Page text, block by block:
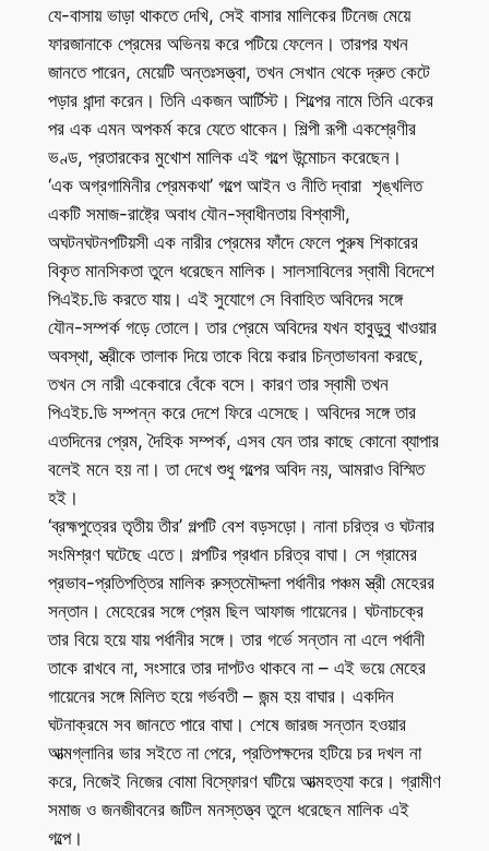
যে-বাসায় ভাড়া থাকতে দেখি, সেই বাসার মালিকের টিনেজ মেয়ে
ফারজানাকে প্রেমের অভিনয় করে পটিয়ে ফেলেন। তারপর যখন
জানতে পারেন, মেয়েটি অন্তঃসত্ত্বা, তখন সেখান থেকে দ্রুত কেটে
পড়ার ধান্দা করেন। তিনি একজন আর্টিস্ট। শিল্পের নামে তিনি একের
পর এক এমন অপকর্ম করে যেতে থাকেন। শিল্পী রূপী একশ্রেণীর
ভণ্ড, প্রতারকের মুখোশ মালিক এই গল্পে উন্মোচন করেছেন।
‘এক অগ্রগামিনীর প্রেমকথা’ গল্পে আইন ও নীতি দ্বারা শৃঙ্খলিত
একটি সমাজ-রাষ্ট্রে অবাধ যৌন-স্বাধীনতায় বিশ্বাসী,
অঘটনঘটনপটিয়সী এক নারীর প্রেমের ফাঁদে ফেলে পুরুষ শিকারের
বিকৃত মানসিকতা তুলে ধরেছেন মালিক। সালসাবিলের স্বামী বিদেশে
পিএইচ.ডি করতে যায়। এই সুযোগে সে বিবাহিত অবিদের সঙ্গে
যৌন-সম্পর্ক গড়ে তোলে। তার প্রেমে অবিদের যখন হাবুডুবু খাওয়ার
অবস্থা, স্ত্রীকে তালাক দিয়ে তাকে বিয়ে করার চিন্তাভাবনা করছে,
তখন সে নারী একেবারে বেঁকে বসে। কারণ তার স্বামী তখন
পিএইচ.ডি সম্পন্ন করে দেশে ফিরে এসেছে। অবিদের সঙ্গে তার
এতদিনের প্রেম, দৈহিক সম্পর্ক, এসব যেন তার কাছে কোনো ব্যাপার
বলেই মনে হয় না। তা দেখে শুধু গল্পের অবিদ নয়, আমরাও বিস্মিত
হই।
‘ব্রহ্মপুত্রের তৃতীয় তীর’ গল্পটি বেশ বড়সড়ো। নানা চরিত্র ও ঘটনার
সংমিশ্রণ ঘটেছে এতে। গল্পটির প্রধান চরিত্র বাঘা। সে গ্রামের
প্রভাব-প্রতিপত্তির মালিক রুস্তমৌদ্দলা পর্ধানীর পঞ্চম স্ত্রী মেহেরর
সন্তান। মেহেরের সঙ্গে প্রেম ছিল আফাজ গায়েনের। ঘটনাচক্রে
তার বিয়ে হয়ে যায় পর্ধানীর সঙ্গে। তার গর্ভে সন্তান না এলে পর্ধানী
তাকে রাখবে না, সংসারে তার দাপটও থাকবে না – এই ভয়ে মেহের
গায়েনের সঙ্গে মিলিত হয়ে গর্ভবতী – জন্ম হয় বাঘার। একদিন
ঘটনাক্রমে সব জানতে পারে বাঘা। শেষে জারজ সন্তান হওয়ার
আত্মগ্লানির ভার সইতে না পেরে, প্রতিপক্ষদের হটিয়ে চর দখল না
করে, নিজেই নিজের বোমা বিস্ফোরণ ঘটিয়ে আত্মহত্যা করে। গ্রামীণ
সমাজ ও জনজীবনের জটিল মনস্তত্ত্ব তুলে ধরেছেন মালিক এই
গল্পে।